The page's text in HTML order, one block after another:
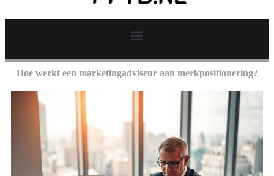
Hoe werkt een marketingadviseur aan merkpositionering?